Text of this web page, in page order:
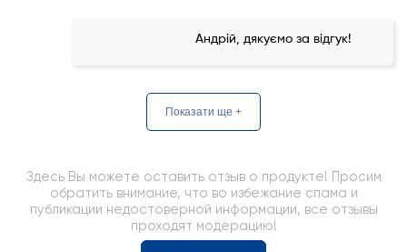
Андрій, дякуємо за відгук!
Показати ще +
Здесь Вы можете оставить отзыв о продукте! Просим
обратить внимание, что во избежание спама и
публикации недостоверной информации, все отзывы
проходят модерацию!